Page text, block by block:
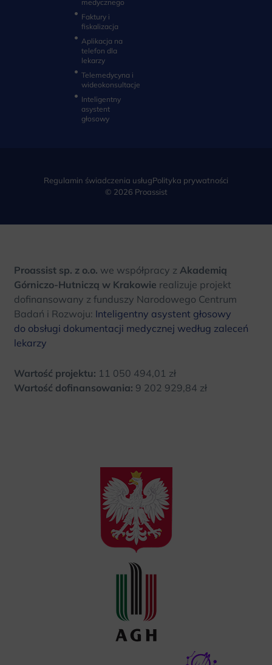
medycznego
Faktury i
fiskalizacja
Aplikacja na
telefon dla
lekarzy
Telemedycyna i
wideokonsultacje‎
Inteligentny
asystent
głosowy
Regulamin świadczenia usługPolityka prywatności
© 2026 Proassist
Proassist sp. z o.o. we współpracy z Akademią
Górniczo-Hutniczą w Krakowie realizuje projekt
dofinansowany z funduszy Narodowego Centrum
Badań i Rozwoju: Inteligentny asystent głosowy
do obsługi dokumentacji medycznej według zaleceń
lekarzy
Wartość projektu: 11 050 494,01 zł
Wartość dofinansowania: 9 202 929,84 zł